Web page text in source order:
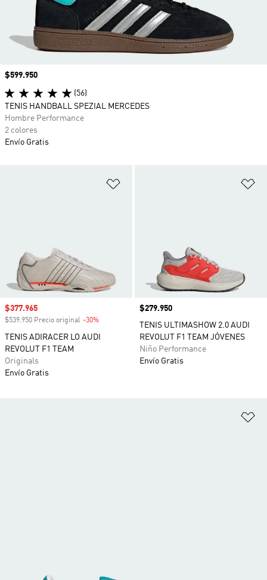
Precio de venta
$377.965
$539.950 Precio original -30%
TENIS ADIRACER LO AUDI
REVOLUT F1 TEAM
Originals
Envío Gratis
Precio
$279.950
TENIS ULTIMASHOW 2.0 AUDI
REVOLUT F1 TEAM JÓVENES
Niño Performance
Envío Gratis
Precio
$599.950
(56)
TENIS HANDBALL SPEZIAL MERCEDES
Hombre Performance
2 colores
Envío Gratis